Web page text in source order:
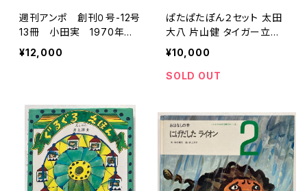
週刊アンポ 創刊０号-12号
13冊 小田実 1970年
アンポ社
¥12,000
ぱたぱたぽん２セット 太田
大八 片山健 タイガー立石
五味太郎 荒井良二 長新太
井上洋介 瀬川康男 佐々木
マキ スズキコージ 1995年
¥10,000
SOLD OUT